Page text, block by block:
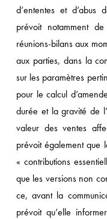
d’ententes et d’abus
prévoit notamment
réunions-bilans aux
aux parties, dans la
sur les paramètres
pour le calcul
durée et la gravité de
valeur des ventes
prévoit également que
« contributions
que les versions non
ce, avant la
prévoit qu’elle